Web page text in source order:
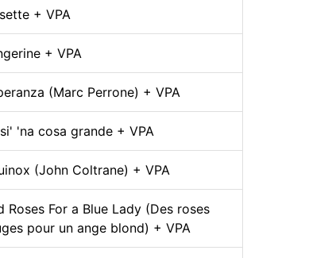
+ VPA
+ VPA
(Marc Perrone) + VPA
'na cosa grande + VPA
(John Coltrane) + VPA
Roses For a Blue Lady (Des roses
pour un ange blond) + VPA